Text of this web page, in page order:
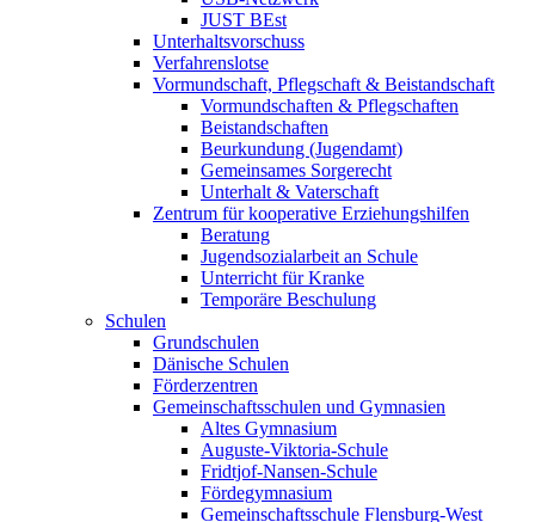
JUST BEst
Unterhaltsvorschuss
Verfahrenslotse
Vormundschaft, Pflegschaft & Beistandschaft
Vormundschaften & Pflegschaften
Beistandschaften
Beurkundung (Jugendamt)
Gemeinsames Sorgerecht
Unterhalt & Vaterschaft
Zentrum für kooperative Erziehungshilfen
Beratung
Jugendsozialarbeit an Schule
Unterricht für Kranke
Temporäre Beschulung
Schulen
Grundschulen
Dänische Schulen
Förderzentren
Gemeinschaftsschulen und Gymnasien
Altes Gymnasium
Auguste-Viktoria-Schule
Fridtjof-Nansen-Schule
Fördegymnasium
Gemeinschaftsschule Flensburg-West